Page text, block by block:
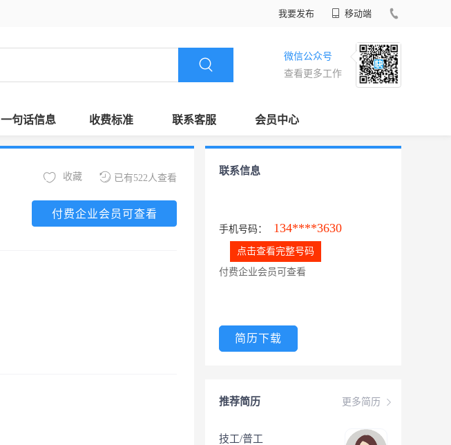
我要发布 移动端
微信公众号
查看更多工作
一句话信息 收费标准 联系客服 会员中心
已有522人查看
收藏
付费企业会员可查看
联系信息
手机号码： 134****3630
点击查看完整号码
付费企业会员可查看
简历下载
更多简历
推荐简历
技工/普工